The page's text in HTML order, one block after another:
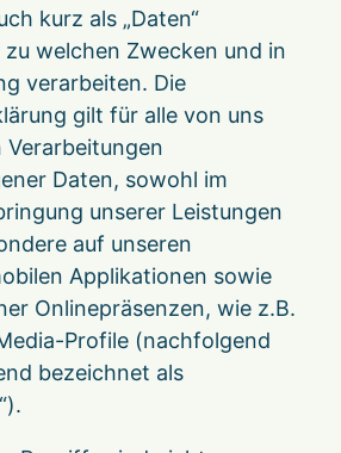
kurz als „Daten“
welchen Zwecken und in
verarbeiten. Die
gilt für alle von uns
Daten, sowohl im
unserer Leistungen
auf unseren
Applikationen sowie
Onlinepräsenzen, wie z.B.
Profile (nachfolgend
bezeichnet als